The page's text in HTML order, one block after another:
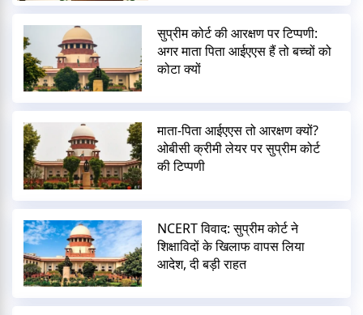
सुप्रीम कोर्ट की आरक्षण पर टिप्पणी:
अगर माता पिता आईएएस हैं तो बच्चों को
कोटा क्यों
माता-पिता आईएएस तो आरक्षण क्यों?
ओबीसी क्रीमी लेयर पर सुप्रीम कोर्ट
की टिप्पणी
NCERT विवाद: सुप्रीम कोर्ट ने
शिक्षाविदों के खिलाफ वापस लिया
आदेश, दी बड़ी राहत